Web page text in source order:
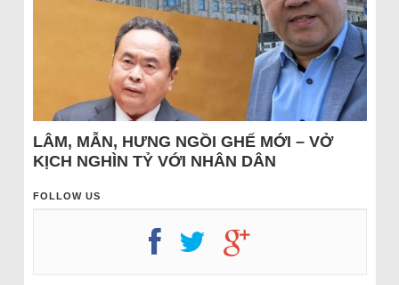
LÂM, MẪN, HƯNG NGỒI GHẾ MỚI – VỞ
KỊCH NGHÌN TỶ VỚI NHÂN DÂN
FOLLOW US